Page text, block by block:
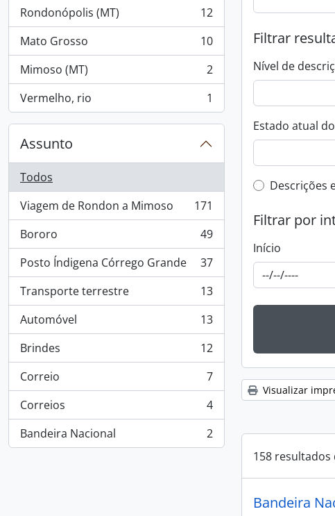
Rondonópolis (MT)
, 12 resultados
12
Mato Grosso
, 10 resultados
10
Mimoso (MT)
, 2 resultados
2
Vermelho, rio
, 1 resultados 1
Assunto
Todos
Viagem de Rondon a Mimoso
, 171 resultados
171
Bororo
, 49 resultados
49
Posto Índigena Córrego Grande
, 37 resultados
37
Transporte terrestre
, 13 resultados
13
Automóvel
, 13 resultados
13
Brindes
, 12 resultados
12
Correio
, 7 resultados
7
Correios
, 4 resultados
4
Bandeira Nacional
, 2 resultados 2
Filtrar
Nível de
Estado atual
Filtro de
Descrições
Filtrar por
Início
Visualizar
158
Bandeira